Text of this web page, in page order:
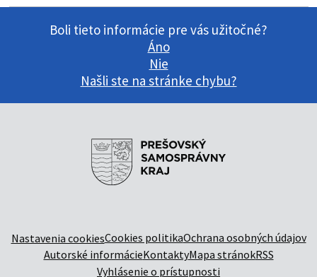
Boli tieto informácie pre vás užitočné?
Áno
Nie
Našli ste na stránke chybu?
Nastavenia cookiesCookies politikaOchrana osobných údajov
Autorské informácieKontaktyMapa stránokRSS
Vyhlásenie o prístupnosti